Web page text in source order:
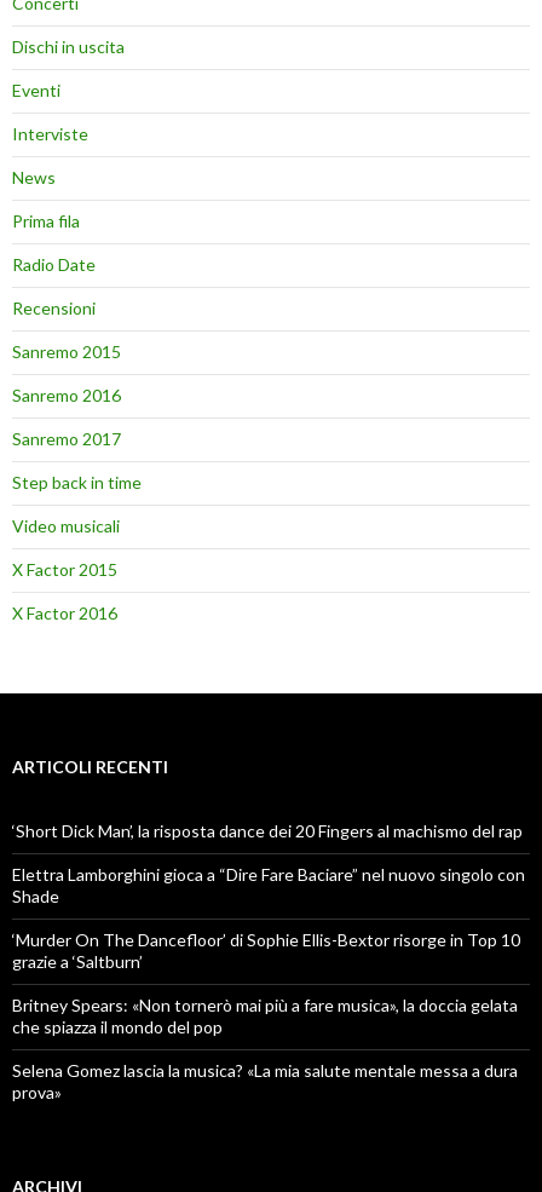
Dischi in uscita
Eventi
Interviste
News
Prima fila
Radio Date
Recensioni
Sanremo 2015
Sanremo 2016
Sanremo 2017
Step back in time
Video musicali
X Factor 2015
X Factor 2016
ARTICOLI RECENTI
‘Short Dick Man’, la risposta dance dei 20 Fingers al machismo del rap
Elettra Lamborghini gioca a “Dire Fare Baciare” nel nuovo singolo con
Shade
‘Murder On The Dancefloor’ di Sophie Ellis-Bextor risorge in Top 10
grazie a ‘Saltburn’
Britney Spears: «Non tornerò mai più a fare musica», la doccia gelata
che spiazza il mondo del pop
Selena Gomez lascia la musica? «La mia salute mentale messa a dura
prova»
ARCHIVI